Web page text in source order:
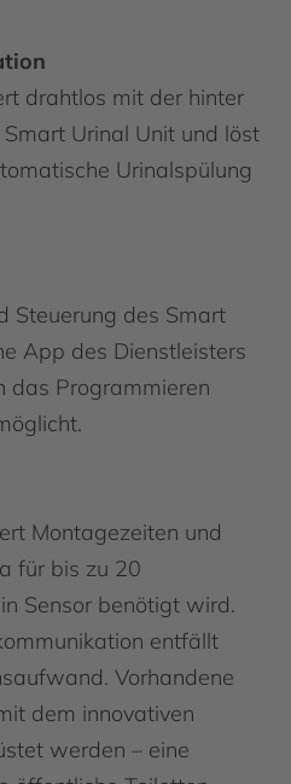
drahtlos mit der hinter
Urinal Unit und löst
Urinalspülung
Steuerung des Smart
App des Dienstleisters
das Programmieren
Montagezeiten und
für bis zu 20
Sensor benötigt wird.
entfällt
Vorhandene
dem innovativen
werden – eine